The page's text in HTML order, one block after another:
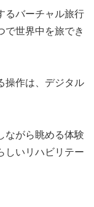
るバーチャル旅行
で世界中を旅でき
操作は、デジタル
ながら眺める体験
しいリハビリテー